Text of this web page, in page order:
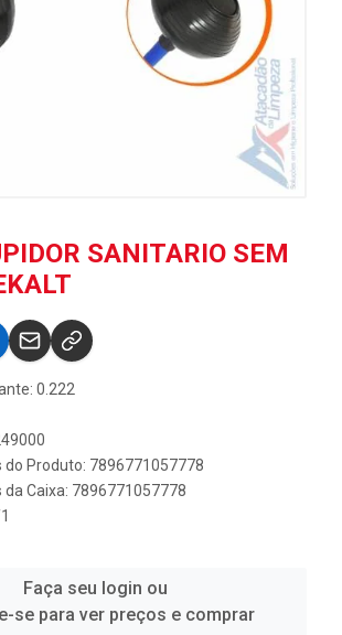
SANITARIO SEM
0.222
do Produto: 7896771057778
da Caixa: 7896771057778
Faça seu login ou
se para ver preços e comprar